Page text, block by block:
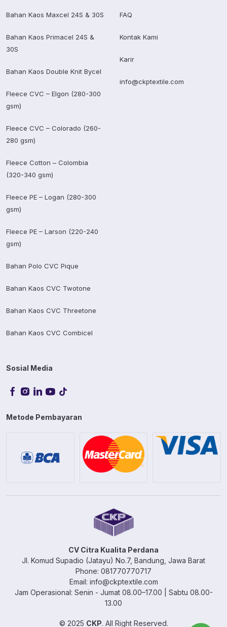
Bahan Kaos Maxcel 24S & 30S
Bahan Kaos Primacel 24S &
30S
Bahan Kaos Double Knit Bycel
Fleece CVC – Elgon (280-300
gsm)
Fleece CVC – Colorado (260-
280 gsm)
Fleece Cotton – Colombia
(320-340 gsm)
Fleece PE – Logan (280-300
gsm)
Fleece PE – Larson (220-240
gsm)
Bahan Polo CVC Pique
Bahan Kaos CVC Twotone
Bahan Kaos CVC Threetone
Bahan Kaos CVC Combicel
FAQ
Kontak Kami
Karir
info@ckptextile.com
Sosial Media
Metode Pembayaran
CV Citra Kualita Perdana
Jl. Komud Supadio (Jatayu) No.7, Bandung, Jawa Barat
Phone: 081770770717
Email: info@ckptextile.com
Jam Operasional: Senin - Jumat 08.00–17.00 | Sabtu 08.00-
13.00
© 2025 CKP. All Right Reserved.